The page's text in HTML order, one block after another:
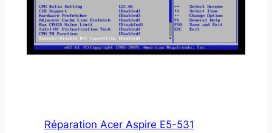
Réparation Acer Aspire E5-531